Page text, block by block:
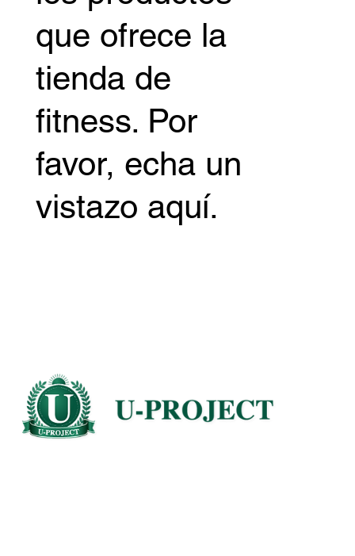
consultar de un
vistazo todos
los productos
que ofrece la
tienda de
fitness. Por